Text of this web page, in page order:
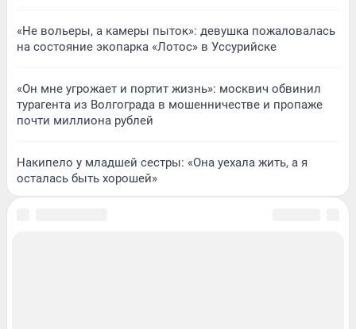
«Не вольеры, а камеры пыток»: девушка пожаловалась
на состояние экопарка «Лотос» в Уссурийске
«Он мне угрожает и портит жизнь»: москвич обвинил
турагента из Волгограда в мошенничестве и пропаже
почти миллиона рублей
Накипело у младшей сестры: «Она уехала жить, а я
осталась быть хорошей»